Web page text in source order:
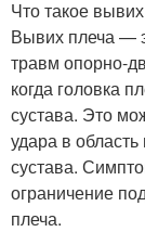
Что такое
Вывих плеча —
травм опорно-
когда головка
сустава. Это
удара в
сустава.
ограничение
плеча.